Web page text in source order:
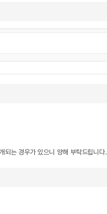
되는 경우가 있으니 양해 부탁드립니다.